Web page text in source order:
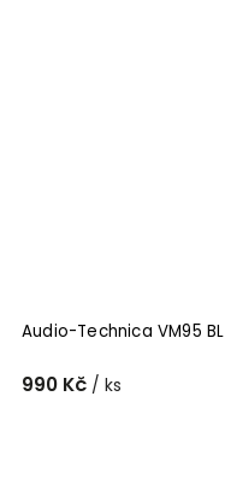
Audio-Technica VM95 BL
990 Kč / ks